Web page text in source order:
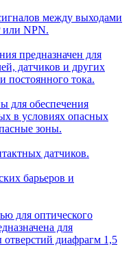
между выходами
или NPN.
предназначен для
датчиков и других
постоянного тока.
для обеспечения
в условиях опасных
зоны.
датчиков.
барьеров и
для оптического
для
диафрагм 1,5